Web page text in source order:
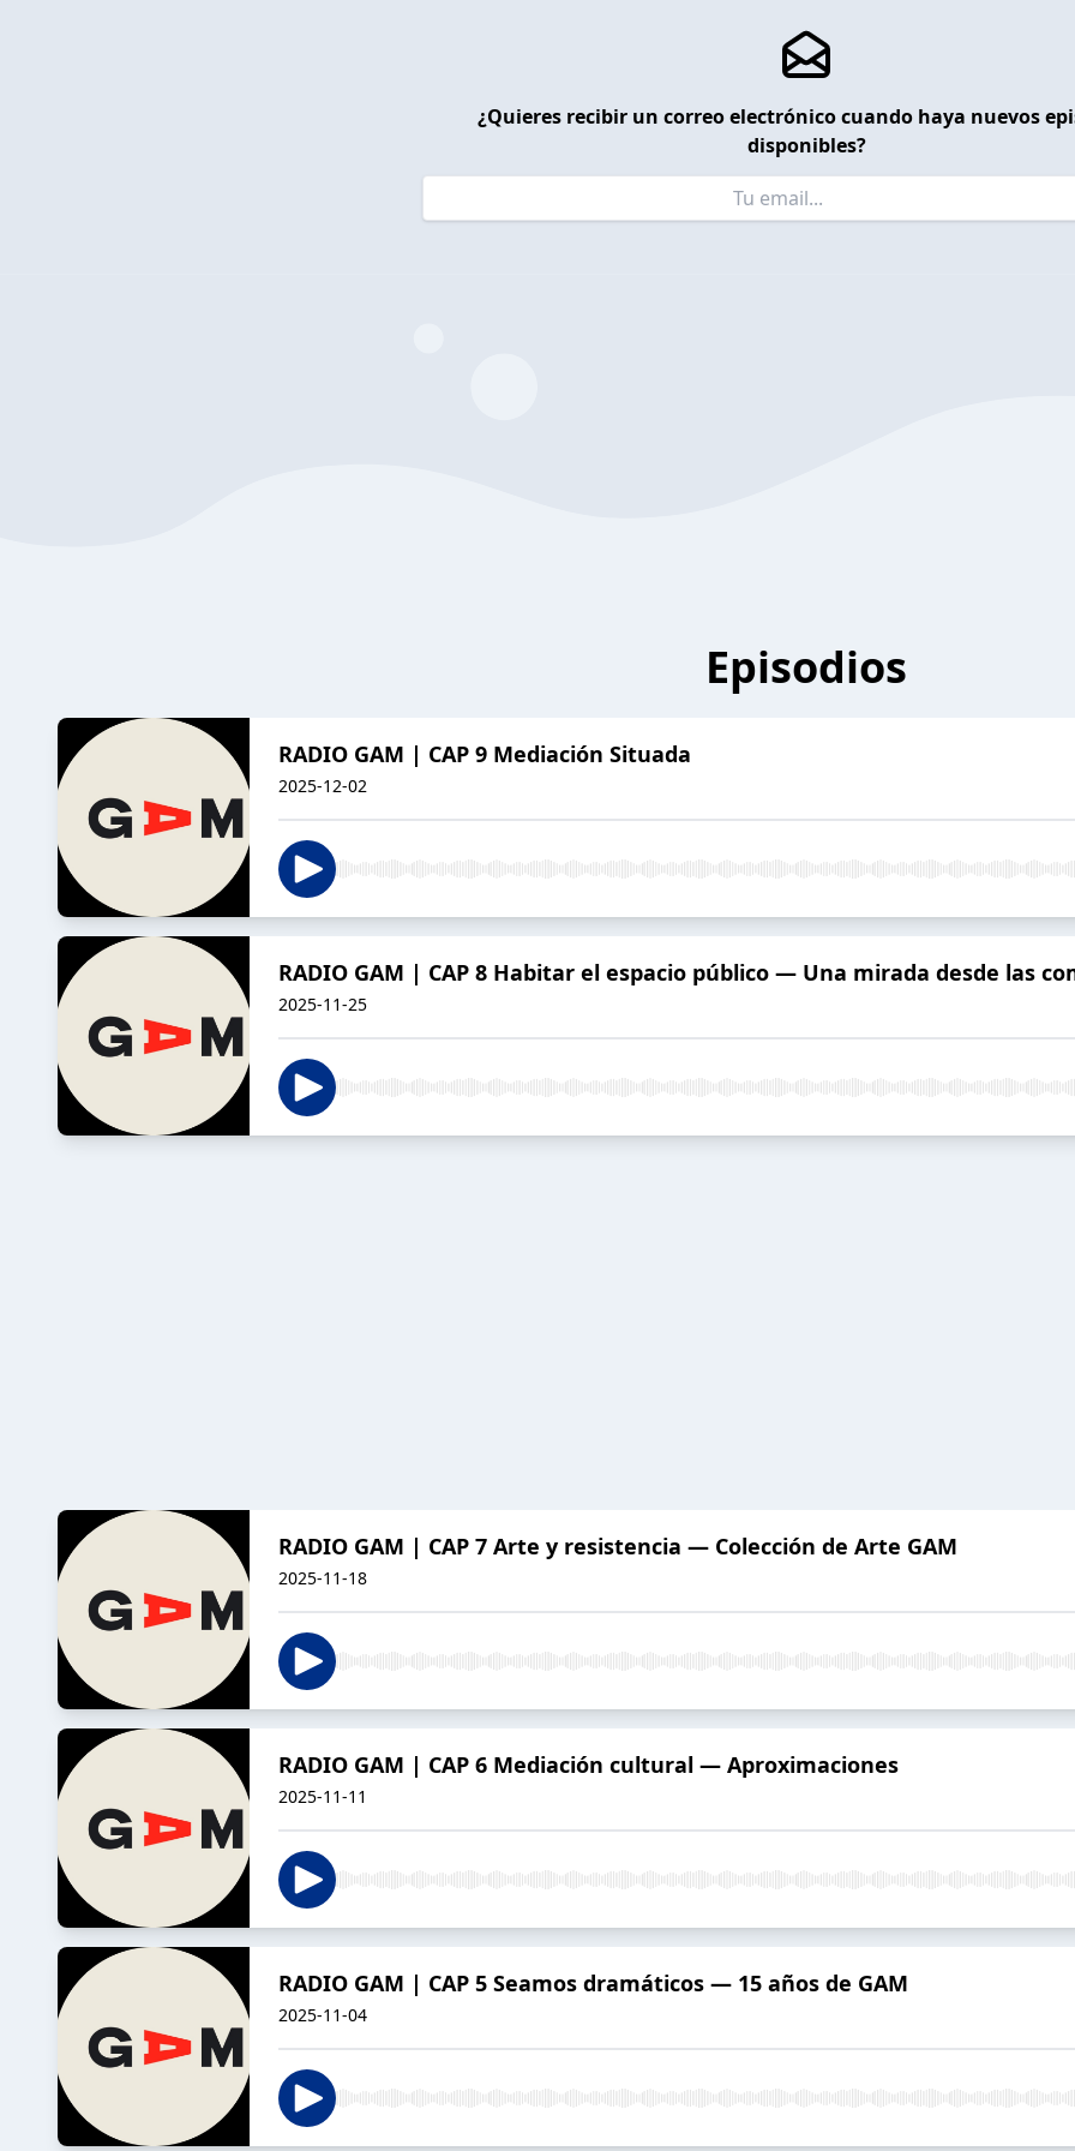
¿Quieres recibir un correo electrónico cuando haya nuevos
disponibles?
Episodios
RADIO GAM | CAP 9 Mediación Situada
2025-12-02
RADIO GAM | CAP 8 Habitar el espacio público — Una mirada desde las
2025-11-25
RADIO GAM | CAP 7 Arte y resistencia — Colección de Arte GAM
2025-11-18
RADIO GAM | CAP 6 Mediación cultural — Aproximaciones
2025-11-11
RADIO GAM | CAP 5 Seamos dramáticos — 15 años de GAM
2025-11-04